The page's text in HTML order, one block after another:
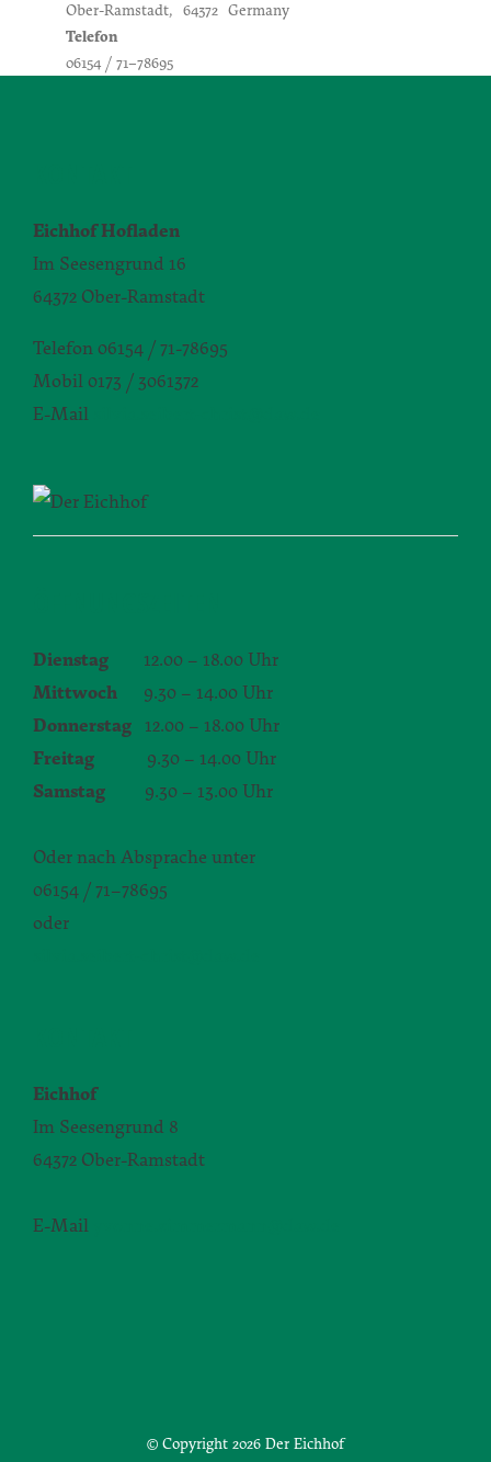
Ober-Ramstadt, 64372 Germany
Telefon
06154 / 71–78695
Eichhof Hofladen
Im Seesengrund 16
64372 Ober-Ramstadt
Telefon 06154 / 71-78695
Mobil 0173 / 3061372
E-Mail
Dienstag 12.00 – 18.00 Uhr
Mittwoch 9.30 – 14.00 Uhr
Donnerstag 12.00 – 18.00 Uhr
Freitag 9.30 – 14.00 Uhr
Samstag 9.30 – 13.00 Uhr
Oder nach Absprache unter
06154 / 71–78695
oder
Eichhof
Im Seesengrund 8
64372 Ober-Ramstadt
E-Mail
© Copyright2026 Der Eichhof